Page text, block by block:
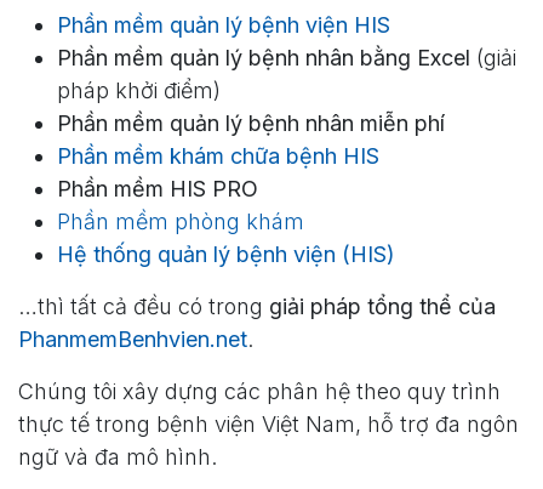
Phần mềm quản lý bệnh viện HIS
Phần mềm quản lý bệnh nhân bằng Excel (giải
pháp khởi điểm)
Phần mềm quản lý bệnh nhân miễn phí
Phần mềm khám chữa bệnh HIS
Phần mềm HIS PRO
Phần mềm phòng khám
Hệ thống quản lý bệnh viện (HIS)
…thì tất cả đều có trong giải pháp tổng thể của
PhanmemBenhvien.net.
Chúng tôi xây dựng các phân hệ theo quy trình
thực tế trong bệnh viện Việt Nam, hỗ trợ đa ngôn
ngữ và đa mô hình.